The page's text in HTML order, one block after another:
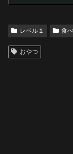
レベル１ 食
おやつ